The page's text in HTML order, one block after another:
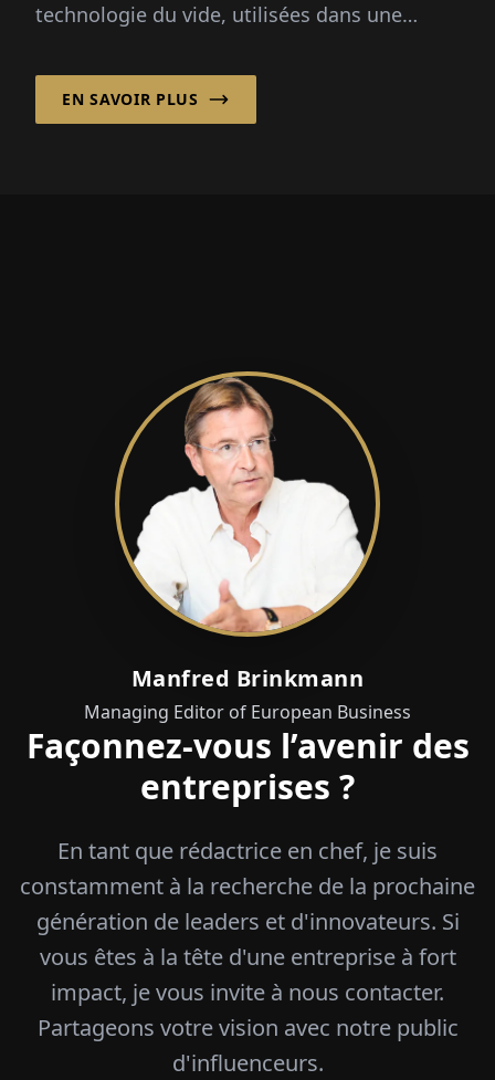
technologie du vide, utilisées dans une
de semi-conducteurs...
EN SAVOIR PLUS
Manfred Brinkmann
Managing Editor of European Business
Façonnez-vous l’avenir des
entreprises ?
En tant que rédactrice en chef, je suis
constamment à la recherche de la prochaine
génération de leaders et d'innovateurs. Si
vous êtes à la tête d'une entreprise à fort
impact, je vous invite à nous contacter.
Partageons votre vision avec notre public
d'influenceurs.